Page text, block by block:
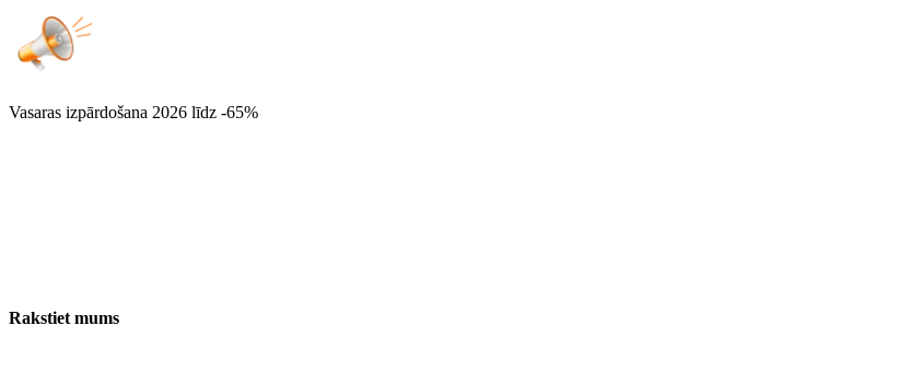
Vasaras izpārdošana 2026 līdz -65%
Rakstiet mums